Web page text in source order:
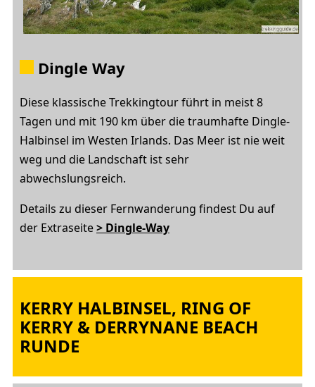
Dingle Way
Diese klassische Trekkingtour führt in meist 8
Tagen und mit 190 km über die traumhafte Dingle-
Halbinsel im Westen Irlands. Das Meer ist nie weit
weg und die Landschaft ist sehr
abwechslungsreich.
Details zu dieser Fernwanderung findest Du auf
der Extraseite> Dingle-Way
KERRY HALBINSEL, RING OF
KERRY & DERRYNANE BEACH
RUNDE